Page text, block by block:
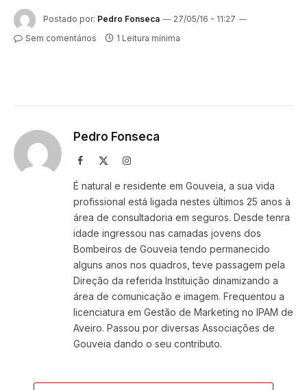
Postado por: Pedro Fonseca
27/05/16 - 11:27
Sem comentários
1 Leitura mínima
Pedro Fonseca
Facebook Instagram
É natural e residente em Gouveia, a sua vida
profissional está ligada nestes últimos 25 anos à
área de consultadoria em seguros. Desde tenra
idade ingressou nas camadas jovens dos
Bombeiros de Gouveia tendo permanecido
alguns anos nos quadros, teve passagem pela
Direção da referida Instituição dinamizando a
área de comunicação e imagem. Frequentou a
licenciatura em Gestão de Marketing no IPAM de
Aveiro. Passou por diversas Associações de
Gouveia dando o seu contributo.